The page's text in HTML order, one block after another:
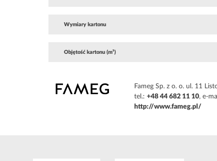
Wymiary kartonu
Objętość kartonu (m³)
Fameg Sp. z o. o. ul. 11
tel.: +48 44 682 11 10, e-
http://www.fameg.pl/